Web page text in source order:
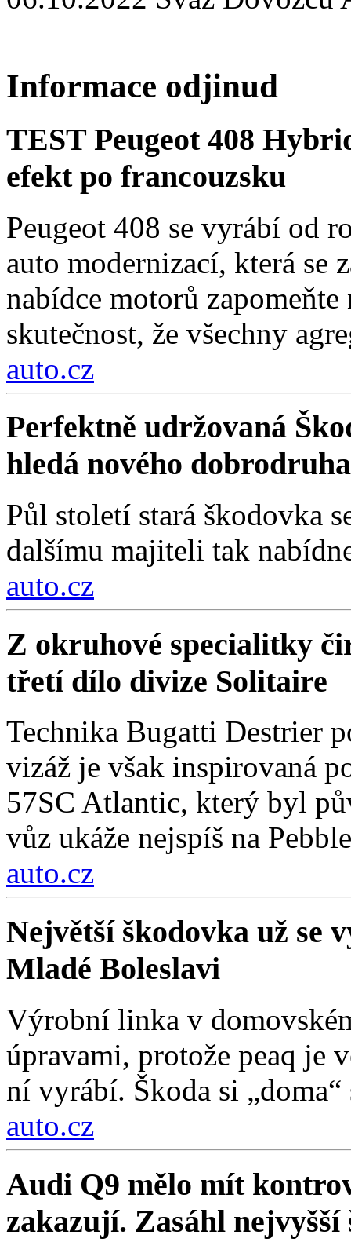
Informace odjinud
TEST Peugeot 408
efekt po francouzsku
Peugeot 408 se vyrábí od
auto modernizací, která se
nabídce motorů
skutečnost, že všechny
auto.cz
Perfektně udržovaná
hledá nového
Půl století stará škodovka
dalšímu majiteli tak
auto.cz
Z okruhové specialitky
třetí dílo divize Solitaire
Technika Bugatti Destrier
vizáž je však inspirovaná
57SC Atlantic, který byl
vůz ukáže nejspíš na
auto.cz
Největší škodovka už se
Mladé Boleslavi
Výrobní linka v
úpravami, protože peaq je
ní vyrábí. Škoda si
auto.cz
Audi Q9 mělo mít
zakazují. Zasáhl nejvyšší